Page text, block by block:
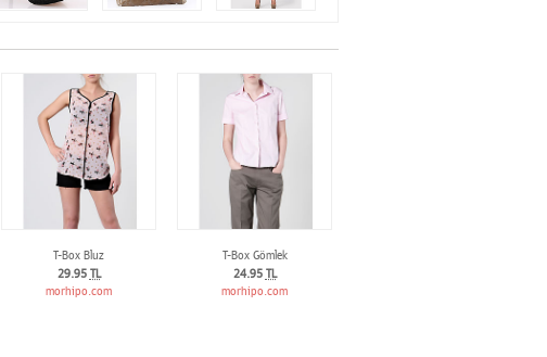
T-Box Bluz
29.95 TL
morhipo.com
T-Box Gömlek
24.95 TL
morhipo.com